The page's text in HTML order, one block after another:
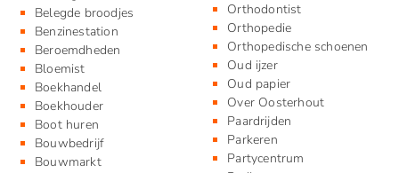
Belegde broodjes
Benzinestation
Beroemdheden​
Bloemist
Boekhandel
Boekhouder
Boot huren
Bouwbedrijf
Bouwmarkt
Orthodontist
Orthopedie
Orthopedische schoenen
Oud ijzer
Oud papier
Over Oosterhout
Paardrijden
Parkeren
Partycentrum